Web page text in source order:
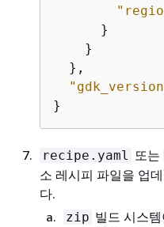
      }
    }
  },
recipe.yaml 또는
소 레시피 파일을 업
다.
zip 빌드 시스